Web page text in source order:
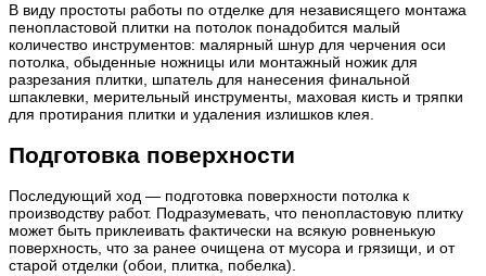
В виду простоты работы по отделке для независящего монтажа
пенопластовой плитки на потолок понадобится малый
количество инструментов: малярный шнур для черчения оси
потолка, обыденные ножницы или монтажный ножик для
разрезания плитки, шпатель для нанесения финальной
шпаклевки, мерительный инструменты, маховая кисть и тряпки
для протирания плитки и удаления излишков клея.
Подготовка поверхности
Последующий ход — подготовка поверхности потолка к
производству работ. Подразумевать, что пенопластовую плитку
может быть приклеивать фактически на всякую ровненькую
поверхность, что за ранее очищена от мусора и грязищи, и от
старой отделки (обои, плитка, побелка).